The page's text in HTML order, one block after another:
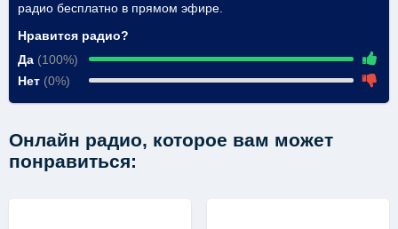
радио бесплатно в прямом эфире.
Нравится радио?
Да (100%)
Нет (0%)
Онлайн радио, которое вам может
понравиться: